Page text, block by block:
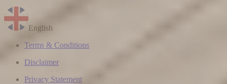
English
Terms & Conditions
Disclaimer
Privacy Statement